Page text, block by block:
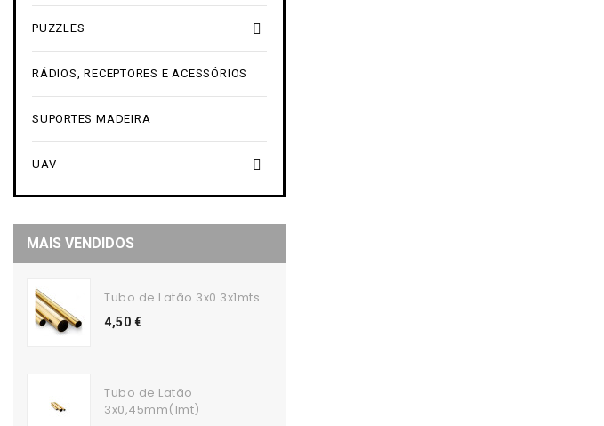

PUZZLES
RÁDIOS, RECEPTORES E ACESSÓRIOS
SUPORTES MADEIRA

UAV
MAIS VENDIDOS
Tubo de Latão 3x0.3x1mts
4,50 €
Tubo de Latão
3x0,45mm(1mt)